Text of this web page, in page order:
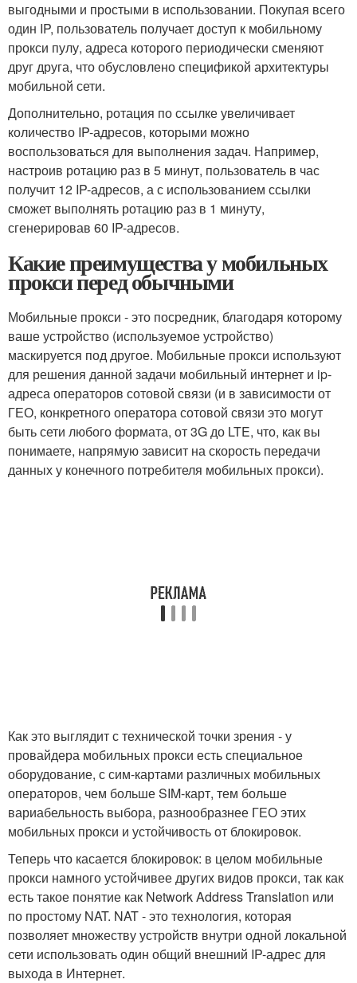
выгодными и простыми в использовании. Покупая всего
один IP, пользователь получает доступ к мобильному
прокси пулу, адреса которого периодически сменяют
друг друга, что обусловлено спецификой архитектуры
мобильной сети.
Дополнительно, ротация по ссылке увеличивает
количество IP-адресов, которыми можно
воспользоваться для выполнения задач. Например,
настроив ротацию раз в 5 минут, пользователь в час
получит 12 IP-адресов, а с использованием ссылки
сможет выполнять ротацию раз в 1 минуту,
сгенерировав 60 IP-адресов.
Какие преимущества у мобильных
прокси перед обычными
Мобильные прокси - это посредник, благодаря которому
ваше устройство (используемое устройство)
маскируется под другое. Мобильные прокси используют
для решения данной задачи мобильный интернет и ip-
адреса операторов сотовой связи (и в зависимости от
ГЕО, конкретного оператора сотовой связи это могут
быть сети любого формата, от 3G до LTE, что, как вы
понимаете, напрямую зависит на скорость передачи
данных у конечного потребителя мобильных прокси).
Как это выглядит с технической точки зрения - у
провайдера мобильных прокси есть специальное
оборудование, с сим-картами различных мобильных
операторов, чем больше SIM-карт, тем больше
вариабельность выбора, разнообразнее ГЕО этих
мобильных прокси и устойчивость от блокировок.
Теперь что касается блокировок: в целом мобильные
прокси намного устойчивее других видов прокси, так как
есть такое понятие как Network Address Translation или
по простому NAT. NAT - это технология, которая
позволяет множеству устройств внутри одной локальной
сети использовать один общий внешний IP-адрес для
выхода в Интернет.